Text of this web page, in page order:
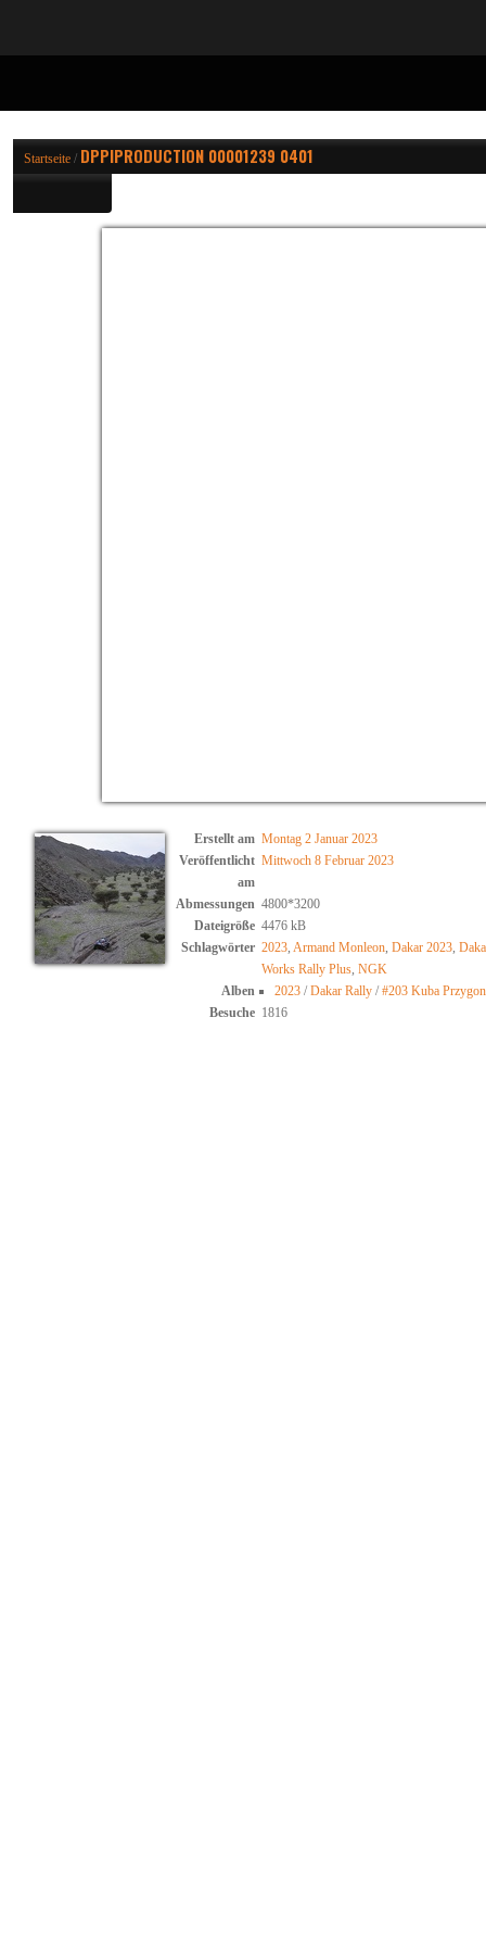
Startseite / DPPIPRODUCTION 00001239 0401
Erstellt am Montag 2 Januar 2023
Veröffentlicht
am
Mittwoch 8 Februar 2023
Abmessungen 4800*3200
Dateigröße 4476 kB
Schlagwörter 2023, Armand Monleon, Dakar 2023,
Works Rally Plus, NGK
Alben
2023 /Dakar Rally /#203 Kuba
Besuche 1816